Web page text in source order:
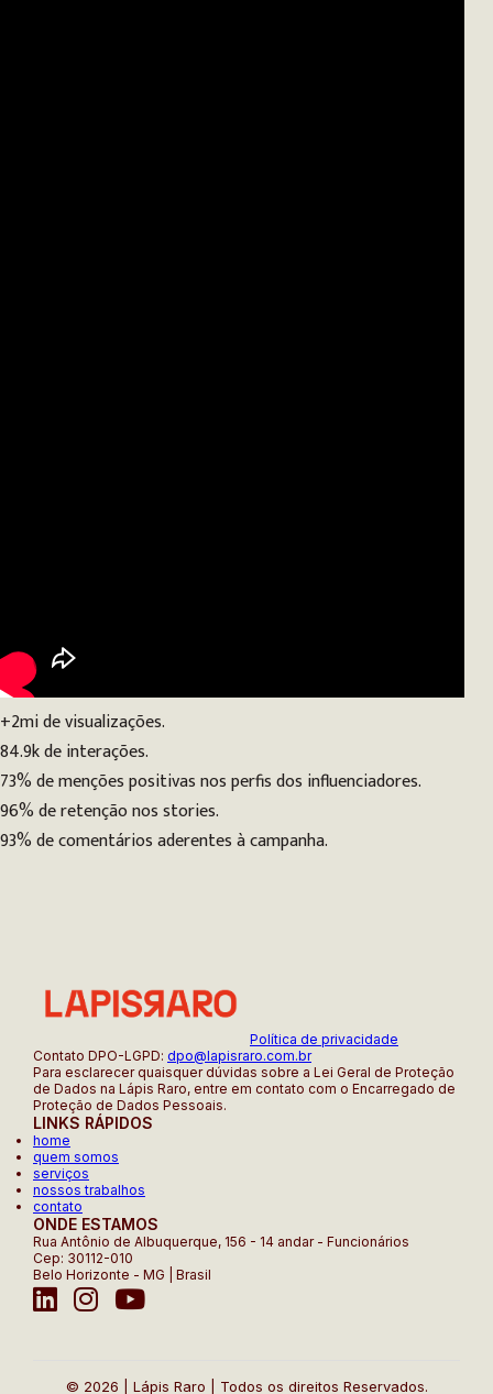
+2mi de visualizações.
84.9k de interações.
73% de menções positivas nos perfis dos influenciadores.
96% de retenção nos stories.
93% de comentários aderentes à campanha.
Política de privacidade
Contato DPO-LGPD: dpo@lapisraro.com.br
Para esclarecer quaisquer dúvidas sobre a Lei Geral de Proteção
de Dados na Lápis Raro, entre em contato com o Encarregado de
Proteção de Dados Pessoais.
LINKS RÁPIDOS
home
quem somos
serviços
nossos trabalhos
contato
ONDE ESTAMOS
Rua Antônio de Albuquerque, 156 - 14 andar - Funcionários
Cep: 30112-010
Belo Horizonte - MG | Brasil
© 2026 | Lápis Raro | Todos os direitos Reservados.